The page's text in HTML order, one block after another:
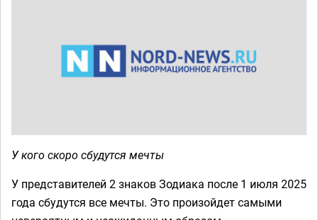
У кого скоро сбудутся мечты
У представителей 2 знаков Зодиака после 1 июля 2025
года сбудутся все мечты. Это произойдет самыми